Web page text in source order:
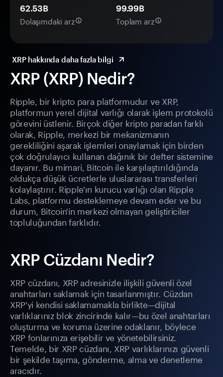
XRP (XRP) Nedir?
Ripple, bir kripto para platformudur ve XRP,
platformun yerel dijital varlığı olarak işlem protokolü
görevini üstlenir. Birçok diğer kripto paradan farklı
olarak, Ripple, merkezi bir mekanizmanın
gerekliliğini aşarak işlemleri onaylamak için birden
çok doğrulayıcı kullanan dağınık bir defter sistemine
dayanır. Bu mimari, Bitcoin ile karşılaştırıldığında
oldukça düşük ücretlerle uluslararası transferleri
kolaylaştırır. Ripple'ın kurucu varlığı olan Ripple
Labs, platformu desteklemeye devam eder ve bu
durum, Bitcoin'in merkezi olmayan geliştiriciler
topluluğundan farklıdır.
XRP Cüzdanı Nedir?
XRP cüzdanı, XRP adresinizle ilişkili güvenli özel
anahtarları saklamak için tasarlanmıştır. Cüzdan
XRP'yi kendisi saklamamakla birlikte—dijital
varlıklarınız blok zincirinde kalır—bu özel anahtarları
oluşturma ve koruma üzerine odaklanır, böylece
XRP fonlarınıza erişebilir ve yönetebilirsiniz.
Temelde, bir XRP cüzdanı, XRP varlıklarınızı güvenli
bir şekilde taşıma, gönderme, alma ve denetleme
aracıdır.
62.53B
Dolaşımdaki arz
99.99B
Toplam arz
XRP hakkında daha fazla bilgi